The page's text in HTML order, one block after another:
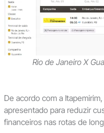
Rio de Janeiro X
De acordo com a
apresentado para reduzir
financeiros nas rotas de